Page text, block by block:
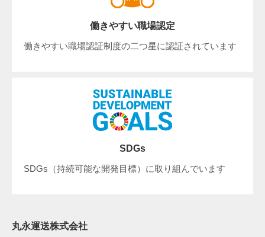
働きやすい職場認定
働きやすい職場認証制度の二つ星に認証されています
SDGs
SDGs（持続可能な開発目標）に取り組んでいます
丸永運送株式会社